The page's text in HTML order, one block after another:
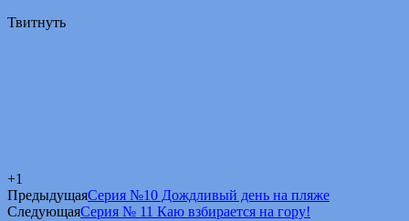
Твитнуть
+1
ПредыдущаяСерия №10 Дождливый день на пляже
СледующаяСерия № 11 Каю взбирается на гору!